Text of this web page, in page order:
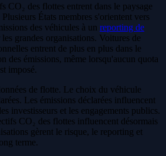
CO₂ des flottes entrent dans le paysage
États membres s'orientent vers
des véhicules à un reporting de
les grandes organisations. Voitures de
entrent de plus en plus dans le
des émissions, même lorsqu'aucun quota
imposé.
de flotte. Le choix du véhicule
Les émissions déclarées influencent
investisseurs et les engagements publics.
CO₂ des flottes influencent désormais
gèrent le risque, le reporting et
terme.